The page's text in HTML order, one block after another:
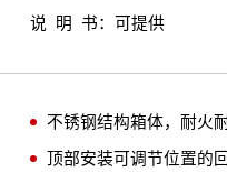
说 明 书：可提供
不锈钢结构箱体，耐火
顶部安装可调节位置的